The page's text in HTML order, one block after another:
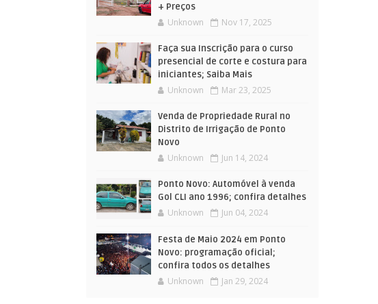
+ Preços
Unknown Nov 17, 2025
Faça sua Inscrição para o curso
presencial de corte e costura para
iniciantes; Saiba Mais
Unknown Mar 23, 2025
Venda de Propriedade Rural no
Distrito de Irrigação de Ponto
Novo
Unknown Jun 14, 2024
Ponto Novo: Automóvel à venda
Gol CLI ano 1996; confira detalhes
Unknown Jun 04, 2024
Festa de Maio 2024 em Ponto
Novo: programação oficial;
confira todos os detalhes
Unknown Jan 29, 2024